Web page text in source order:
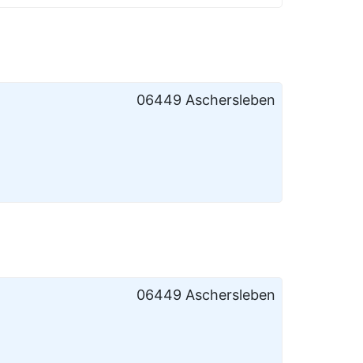
06449 Aschersleben
06449 Aschersleben